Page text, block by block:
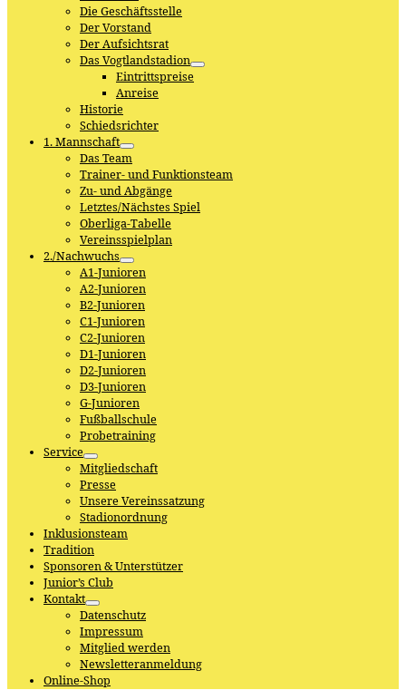
Die Geschäftsstelle
Der Vorstand
Der Aufsichtsrat
Das Vogtlandstadion
Eintrittspreise
Anreise
Historie
Schiedsrichter
1. Mannschaft
Das Team
Trainer- und Funktionsteam
Zu- und Abgänge
Letztes/Nächstes Spiel
Oberliga-Tabelle
Vereinsspielplan
2./Nachwuchs
A1-Junioren
A2-Junioren
B2-Junioren
C1-Junioren
C2-Junioren
D1-Junioren
D2-Junioren
D3-Junioren
G-Junioren
Fußballschule
Probetraining
Service
Mitgliedschaft
Presse
Unsere Vereinssatzung
Stadionordnung
Inklusionsteam
Tradition
Sponsoren & Unterstützer
Junior’s Club
Kontakt
Datenschutz
Impressum
Mitglied werden
Newsletteranmeldung
Online-Shop